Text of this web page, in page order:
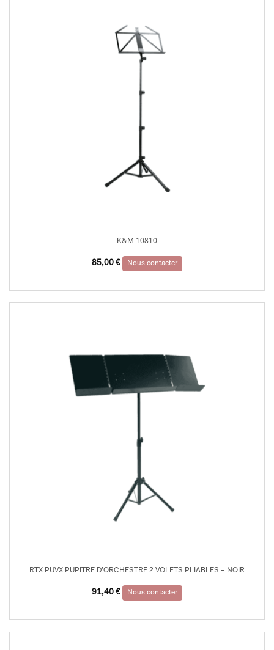
K&M 10810
85,00 € Nous contacter
RTX PUVX PUPITRE D’ORCHESTRE 2 VOLETS PLIABLES – NOIR
91,40 € Nous contacter